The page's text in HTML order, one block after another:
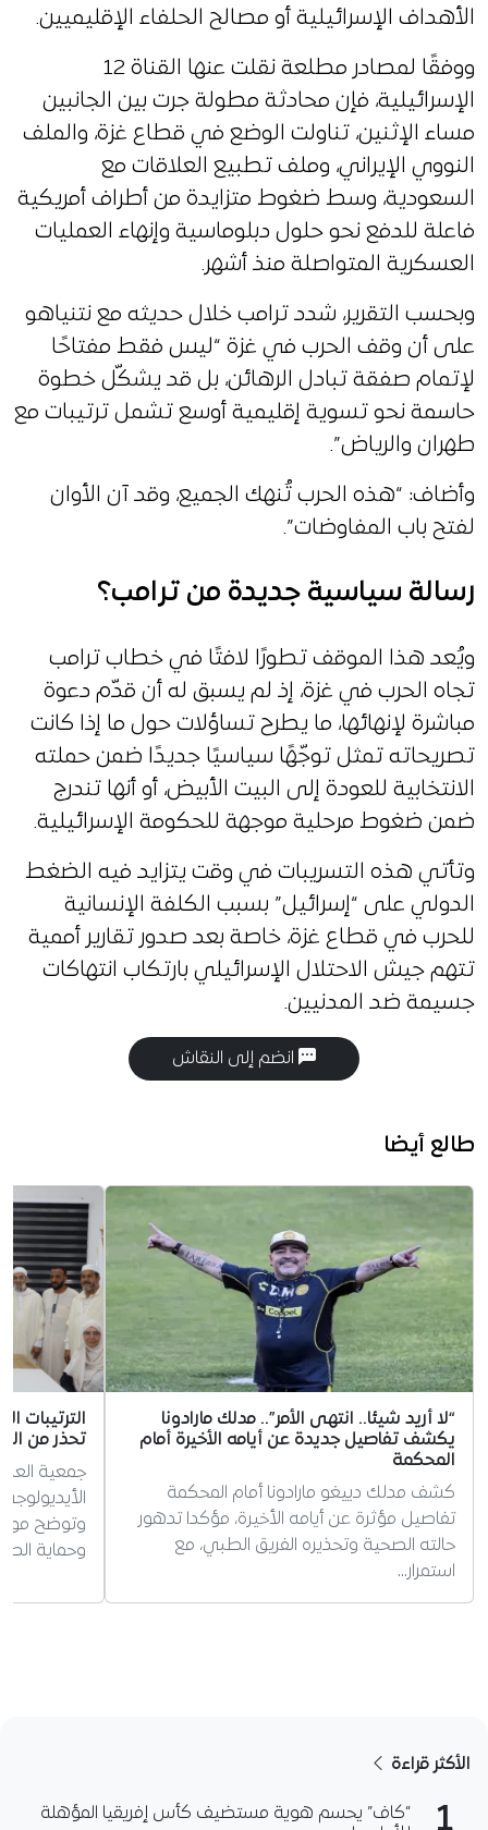
الأهداف الإسرائيلية أو مصالح الحلفاء الإقليميين.
ووفقًا لمصادر مطلعة نقلت عنها القناة 12
الإسرائيلية، فإن محادثة مطولة جرت بين الجانبين
مساء الإثنين، تناولت الوضع في قطاع غزة، والملف
النووي الإيراني، وملف تطبيع العلاقات مع
السعودية، وسط ضغوط متزايدة من أطراف أمريكية
فاعلة للدفع نحو حلول دبلوماسية وإنهاء العمليات
العسكرية المتواصلة منذ أشهر.
وبحسب التقرير، شدد ترامب خلال حديثه مع نتنياهو
على أن وقف الحرب في غزة “ليس فقط مفتاحًا
لإتمام صفقة تبادل الرهائن، بل قد يشكّل خطوة
حاسمة نحو تسوية إقليمية أوسع تشمل ترتيبات مع
طهران والرياض”.
وأضاف: “هذه الحرب تُنهك الجميع، وقد آن الأوان
لفتح باب المفاوضات”.
رسالة سياسية جديدة من ترامب؟
ويُعد هذا الموقف تطورًا لافتًا في خطاب ترامب
تجاه الحرب في غزة، إذ لم يسبق له أن قدّم دعوة
مباشرة لإنهائها، ما يطرح تساؤلات حول ما إذا كانت
تصريحاته تمثل توجّهًا سياسيًا جديدًا ضمن حملته
الانتخابية للعودة إلى البيت الأبيض، أو أنها تندرج
ضمن ضغوط مرحلية موجهة للحكومة الإسرائيلية.
وتأتي هذه التسريبات في وقت يتزايد فيه الضغط
الدولي على “إسرائيل” بسبب الكلفة الإنسانية
للحرب في قطاع غزة، خاصة بعد صدور تقارير أممية
تتهم جيش الاحتلال الإسرائيلي بارتكاب انتهاكات
جسيمة ضد المدنيين.
انضم إلى النقاش
طالع أيضا
“لا أريد شيئا.. انتهى الأمر”.. مدلك مارادونا
يكشف تفاصيل جديدة عن أيامه الأخيرة أمام
المحكمة
كشف مدلك دييغو مارادونا أمام المحكمة
تفاصيل مؤثرة عن أيامه الأخيرة، مؤكدا تدهور
حالته الصحية وتحذيره الفريق الطبي، مع
استمرار…
الترتيبات
تحذر من
جمعية
وتوضح
وحماية
الأكثر قراءة
1
“كاف” يحسم هوية مستضيف كأس إفريقيا المؤهلة